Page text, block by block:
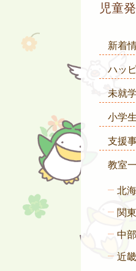
児童
新着
ハッ
未就
小学
支援
教室
北
関東
中部
近畿